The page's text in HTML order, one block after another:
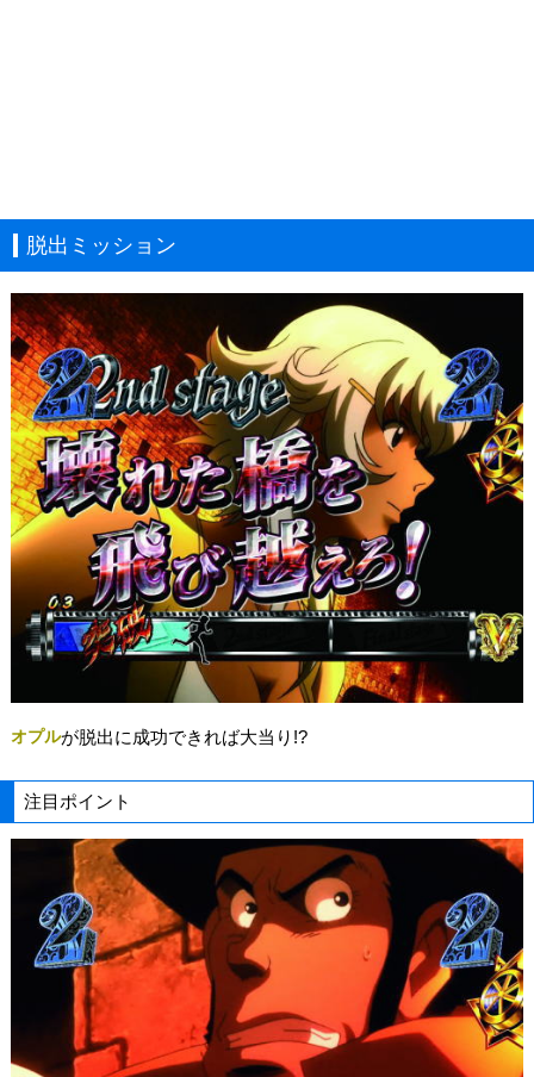
脱出ミッション
オプルが脱出に成功できれば大当り!?
注目ポイント